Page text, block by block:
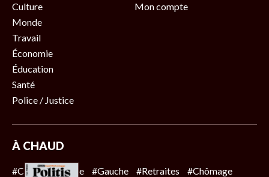
Culture
Monde
Travail
Économie
Éducation
Santé
Police / Justice
Mon compte
À CHAUD
#Climat #Police #Gauche #Retraites #Chômage